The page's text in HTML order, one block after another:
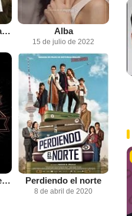
Los herederos de la tierra Alba
15 de julio de 2022
El Ministerio del Tiempo Perdiendo el norte
8 de abril de 2020